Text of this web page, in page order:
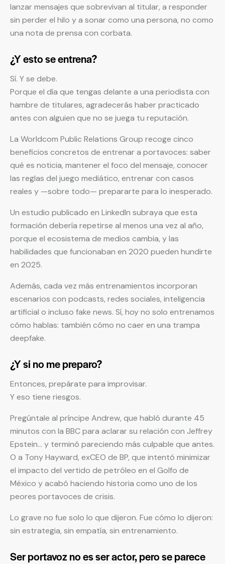
lanzar mensajes que sobrevivan al titular, a responder
sin perder el hilo y a sonar como una persona, no como
una nota de prensa con corbata.
¿Y esto se entrena?
Sí. Y se debe.
Porque el día que tengas delante a una periodista con
hambre de titulares, agradecerás haber practicado
antes con alguien que no se juega tu reputación.
La Worldcom Public Relations Group recoge cinco
beneficios concretos de entrenar a portavoces: saber
qué es noticia, mantener el foco del mensaje, conocer
las reglas del juego mediático, entrenar con casos
reales y —sobre todo— prepararte para lo inesperado.
Un estudio publicado en LinkedIn subraya que esta
formación debería repetirse al menos una vez al año,
porque el ecosistema de medios cambia, y las
habilidades que funcionaban en 2020 pueden hundirte
en 2025.
Además, cada vez más entrenamientos incorporan
escenarios con podcasts, redes sociales, inteligencia
artificial o incluso fake news. Sí, hoy no solo entrenamos
cómo hablas: también cómo no caer en una trampa
deepfake.
¿Y si no me preparo?
Entonces, prepárate para improvisar.
Y eso tiene riesgos.
Pregúntale al príncipe Andrew, que habló durante 45
minutos con la BBC para aclarar su relación con Jeffrey
Epstein… y terminó pareciendo más culpable que antes.
O a Tony Hayward, exCEO de BP, que intentó minimizar
el impacto del vertido de petróleo en el Golfo de
México y acabó haciendo historia como uno de los
peores portavoces de crisis.
Lo grave no fue solo lo que dijeron. Fue cómo lo dijeron:
sin estrategia, sin empatía, sin entrenamiento.
Ser portavoz no es ser actor, pero se parece